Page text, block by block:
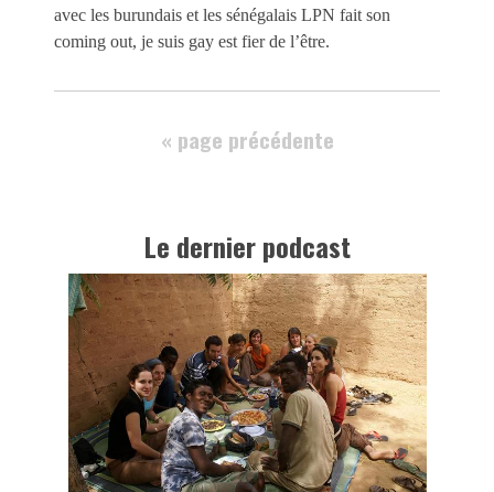
avec les burundais et les sénégalais LPN fait son
coming out, je suis gay est fier de l’être.
« page précédente
Le dernier podcast